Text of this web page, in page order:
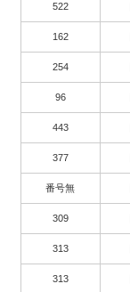
522
162
254
96
443
377
番号無
309
313
313